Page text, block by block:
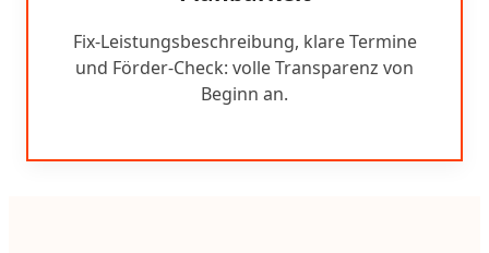
Fix-Leistungsbeschreibung, klare Termine
und Förder-Check: volle Transparenz von
Beginn an.